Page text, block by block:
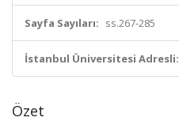
Sayfa Sayıları: ss.267-285
İstanbul Üniversitesi Adresli:
Özet